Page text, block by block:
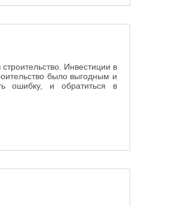
Инвестиции в
было выгодным и
ошибку, и обратиться в